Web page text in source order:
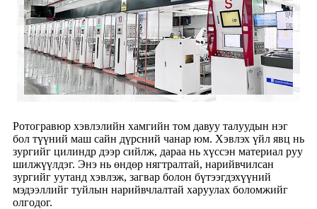
Ротогравюр хэвлэлийн хамгийн том давуу талуудын нэг
бол түүний маш сайн дүрсний чанар юм. Хэвлэх үйл явц нь
зургийг цилиндр дээр сийлж, дараа нь хүссэн материал руу
шилжүүлдэг. Энэ нь өндөр нягтралтай, нарийвчилсан
зургийг уутанд хэвлэж, загвар болон бүтээгдэхүүний
мэдээллийг туйлын нарийвчлалтай харуулах боломжийг
олгодог.